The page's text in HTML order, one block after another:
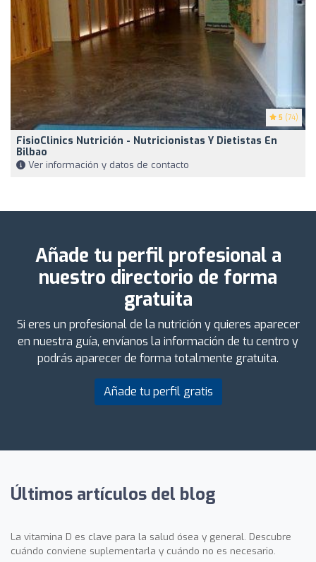
5 (74)
FisioClinics Nutrición - Nutricionistas Y Dietistas En
Bilbao
Ver información y datos de contacto
Añade tu perfil profesional a
nuestro directorio de forma
gratuita
Si eres un profesional de la nutrición y quieres aparecer
en nuestra guía, envíanos la información de tu centro y
podrás aparecer de forma totalmente gratuita.
Añade tu perfil gratis
Últimos artículos del blog
La vitamina D es clave para la salud ósea y general. Descubre
cuándo conviene suplementarla y cuándo no es necesario.